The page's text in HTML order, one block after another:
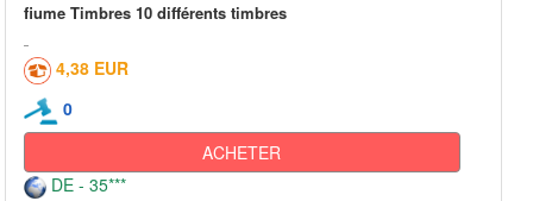
fiume Timbres 10 différents timbres
4,38 EUR
0
ACHETER
DE - 35***